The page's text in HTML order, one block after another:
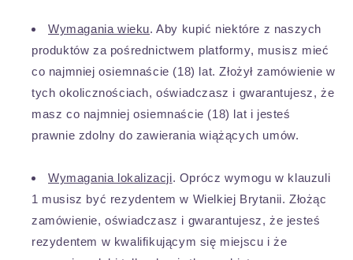
Wymagania wieku. Aby kupić niektóre z naszych
produktów za pośrednictwem platformy, musisz mieć
co najmniej osiemnaście (18) lat. Złożył zamówienie w
tych okolicznościach, oświadczasz i gwarantujesz, że
masz co najmniej osiemnaście (18) lat i jesteś
prawnie zdolny do zawierania wiążących umów.
Wymagania lokalizacji. Oprócz wymogu w klauzuli
1 musisz być rezydentem w Wielkiej Brytanii. Złożąc
zamówienie, oświadczasz i gwarantujesz, że jesteś
rezydentem w kwalifikującym się miejscu i że